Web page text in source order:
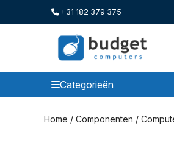
+31 182 379 375
Categorieën
Categorieen
Home / Componenten /